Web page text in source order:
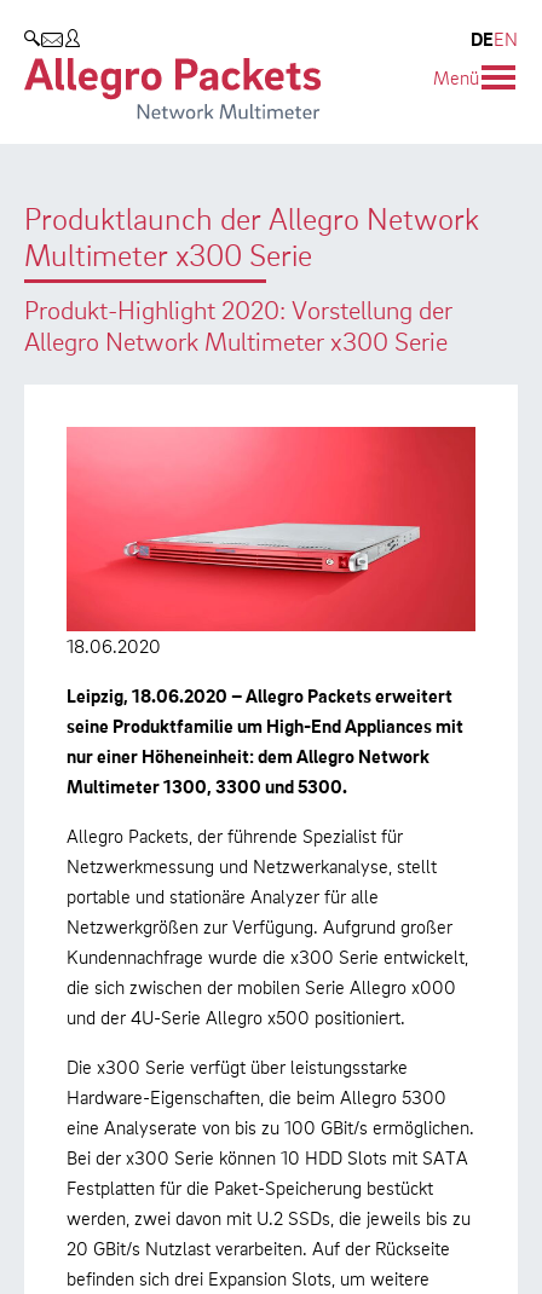
SUCHEN
DEEN
Menü
Produktlaunch der Allegro Network
Multimeter x300 Serie
Produkt-Highlight 2020: Vorstellung der
Allegro Network Multimeter x300 Serie
18.06.2020
Leipzig, 18.06.2020 – Allegro Packets erweitert
seine Produktfamilie um High-End Appliances mit
nur einer Höheneinheit: dem Allegro Network
Multimeter 1300, 3300 und 5300.
Allegro Packets, der führende Spezialist für
Netzwerkmessung und Netzwerkanalyse, stellt
portable und stationäre Analyzer für alle
Netzwerkgrößen zur Verfügung. Aufgrund großer
Kundennachfrage wurde die x300 Serie entwickelt,
die sich zwischen der mobilen Serie Allegro x000
und der 4U-Serie Allegro x500 positioniert.
Die x300 Serie verfügt über leistungsstarke
Hardware-Eigenschaften, die beim Allegro 5300
eine Analyserate von bis zu 100 GBit/s ermöglichen.
Bei der x300 Serie können 10 HDD Slots mit SATA
Festplatten für die Paket-Speicherung bestückt
werden, zwei davon mit U.2 SSDs, die jeweils bis zu
20 GBit/s Nutzlast verarbeiten. Auf der Rückseite
befinden sich drei Expansion Slots, um weitere
Allegro Network Multimeter
Produktübersicht
Use Cases
Whitepaper
Case Studies
Videos
Unternehmen
Partner
Umweltschutz
Forschung und Lehre